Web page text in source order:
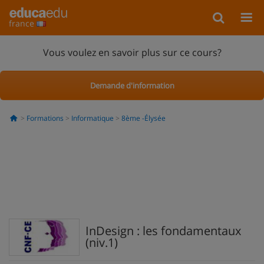
france
Vous voulez en savoir plus sur ce cours?
Demande d'information
Formations Informatique 8ème -Élysée
InDesign : les fondamentaux
(niv.1)